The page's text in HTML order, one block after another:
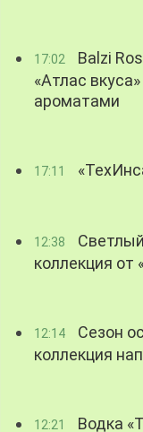
17:02
Balzi
«Атлас
ароматами
17:11
12:38
коллекция от
12:14
Сезон
коллекция
12:21
Водка